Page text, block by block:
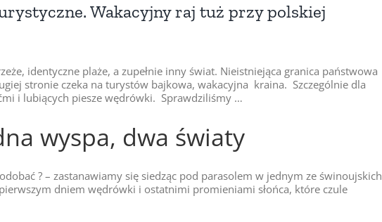
Wakacyjny raj tuż przy polskiej
identyczne plaże, a zupełnie inny świat. Nieistniejąca granica państwowa
stronie czeka na turystów bajkowa, wakacyjna kraina. Szczególnie dla
i lubiących piesze wędrówki. Sprawdziliśmy …
wyspa, dwa światy
? – zastanawiamy się siedząc pod parasolem w jednym ze świnoujskich
dniem wędrówki i ostatnimi promieniami słońca, które czule